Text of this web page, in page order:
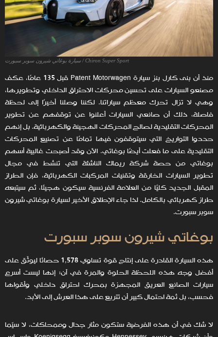
Chiron Super Sport / سيارة بوغاتي شيرون سوبر سبورت
منذ أن بنى كارل بنز سيارة Patent Motorwagen قبل 135 عامًا، عكف
مصنعو السيارات على تحسين محركات الاحتراق الداخلي وتطويرها،
وهي لا تزال تحرك معظم سياراتنا. لكننا وصلنا أخيرًا إلى لحظة
فاصلة، ذلك أن صانعي السيارات أعلنوا عن توقفهم عن تطوير
المحركات التقليدية لصالح المحركات الهجينة والكهربائية. بل إنهم
حددوا التواريخ التي سيتوقفون فيها تمامًا عن تصنيع المحركات
التقليدية على ما فعلت أيضًا بوغاتي. الآن وقد أصبحت غالبية أسهم
بوغاتي من حصة شركة ريماك الناشئة التي تنشط في مجال
تطوير السيارات الخارقة وتقنيات المركبات الكهربائية، فإن الطراز
المقبل الجديد كليًا من العلامة الفرنسية سيكون هجينًا، ثم سيتبعه
طراز كهربائي بالكامل. لذا جاء الإطلاق الأخير لسيارة بوغاتي شيرون
سوبر سبورت.
بوغاتي شيرون سوبر سبورت
هذه السيارة القادرة على إنتاج قوة تساوي 1,578 حصانًا ليوثّق على
أفضل وجه هذه اللحظة الحلوة والمرة في آن: إنها ليست أسرع
سيارات الصانع العريق المجهزة بمحرك احتراق داخلي وأقواها
فحسب، بل ثمة احتمال كبير أن تتربع على هذا العرش إلى الأبد.
لا شك في أن هذه الفرضية ستكون مثار جدال وممحاكات، لا سيّما